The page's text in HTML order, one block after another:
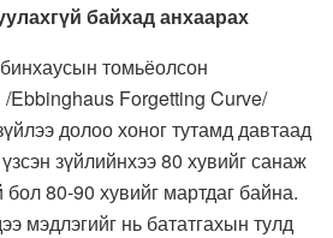
байхад анхаарах
томьёолсон
Ebbinghaus Forgetting Curve/
долоо хоног тутамд давтаад
зүйлийнхээ 80 хувийг санаж
бол 80-90 хувийг мартдаг байна.
мэдлэгийг нь бататгахын тулд